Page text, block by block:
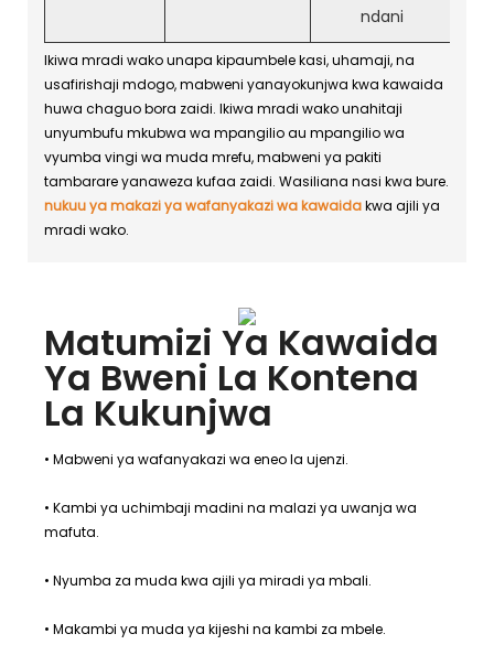
ndani
Ikiwa mradi wako unapa kipaumbele kasi, uhamaji, na
usafirishaji mdogo, mabweni yanayokunjwa kwa kawaida
huwa chaguo bora zaidi. Ikiwa mradi wako unahitaji
unyumbufu mkubwa wa mpangilio au mpangilio wa
vyumba vingi wa muda mrefu, mabweni ya pakiti
tambarare yanaweza kufaa zaidi. Wasiliana nasi kwa bure.
nukuu ya makazi ya wafanyakazi wa kawaidakwa ajili ya
mradi wako.
Matumizi Ya Kawaida
Ya Bweni La Kontena
La Kukunjwa
• Mabweni ya wafanyakazi wa eneo la ujenzi.
• Kambi ya uchimbaji madini na malazi ya uwanja wa
mafuta.
• Nyumba za muda kwa ajili ya miradi ya mbali.
• Makambi ya muda ya kijeshi na kambi za mbele.